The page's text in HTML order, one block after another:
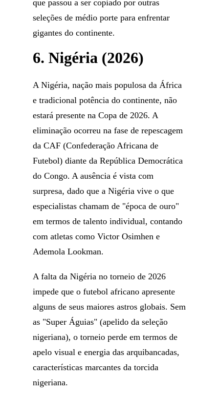
que passou a ser copiado por outras
seleções de médio porte para enfrentar
gigantes do continente.
6. Nigéria (2026)
A Nigéria, nação mais populosa da África
e tradicional potência do continente, não
estará presente na Copa de 2026. A
eliminação ocorreu na fase de repescagem
da CAF (Confederação Africana de
Futebol) diante da República Democrática
do Congo. A ausência é vista com
surpresa, dado que a Nigéria vive o que
especialistas chamam de "época de ouro"
em termos de talento individual, contando
com atletas como Victor Osimhen e
Ademola Lookman.
A falta da Nigéria no torneio de 2026
impede que o futebol africano apresente
alguns de seus maiores astros globais. Sem
as "Super Águias" (apelido da seleção
nigeriana), o torneio perde em termos de
apelo visual e energia das arquibancadas,
características marcantes da torcida
nigeriana.